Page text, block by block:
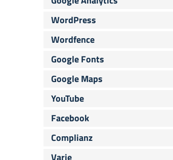
WordPress
Wordfence
Google Fonts
Google Maps
YouTube
Facebook
Complianz
Varie